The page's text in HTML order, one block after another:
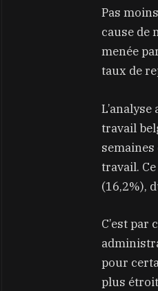
Pas
cause de
menée
taux de
travail
travail.
(16,2%),
C’est
pour
plus